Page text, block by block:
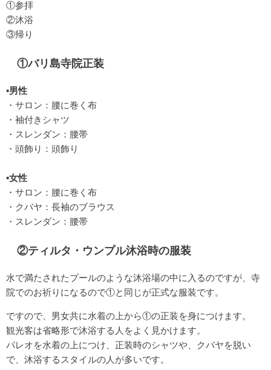
①参拝
②沐浴
③帰り
①バリ島寺院正装
▪男性
・サロン：腰に巻く布
・袖付きシャツ
・スレンダン：腰帯
・頭飾り：頭飾り
▪女性
・サロン：腰に巻く布
・クバヤ：長袖のブラウス
・スレンダン：腰帯
②ティルタ・ウンプル沐浴時の服装
水で満たされたプールのような沐浴場の中に入るのですが、寺
院でのお祈りになるので①と同じが正式な服装です。
ですので、男女共に水着の上から①の正装を身につけます。
観光客は省略形で沐浴する人をよく見かけます。
パレオを水着の上につけ、正装時のシャツや、クバヤを脱い
で、沐浴するスタイルの人が多いです。